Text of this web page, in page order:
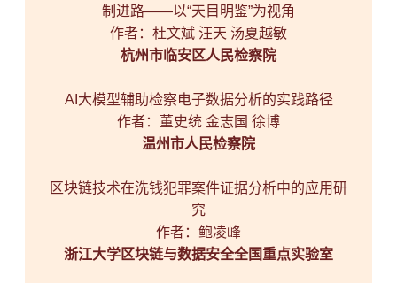
制进路——以“天目明鉴”为视角
作者：杜文斌 汪天 汤夏越敏
杭州市临安区人民检察院
AI大模型辅助检察电子数据分析的实践路径
作者：董史统 金志国 徐博
温州市人民检察院
区块链技术在洗钱犯罪案件证据分析中的应用研
究
作者：鲍凌峰
浙江大学区块链与数据安全全国重点实验室